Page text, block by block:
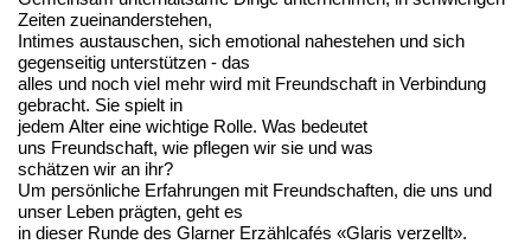
Zeiten zueinanderstehen,
Intimes austauschen, sich emotional nahestehen und sich
gegenseitig unterstützen - das
alles und noch viel mehr wird mit Freundschaft in Verbindung
gebracht. Sie spielt in
jedem Alter eine wichtige Rolle. Was bedeutet
uns Freundschaft, wie pflegen wir sie und was
schätzen wir an ihr?
Um persönliche Erfahrungen mit Freundschaften, die uns und
unser Leben prägten, geht es
in dieser Runde des Glarner Erzählcafés «Glaris verzellt».